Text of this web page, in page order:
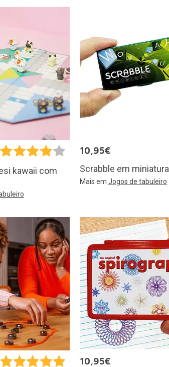
kawaii com
10,95€
Scrabble em miniatura
Mais em Jogos de tabuleiro
10,95€